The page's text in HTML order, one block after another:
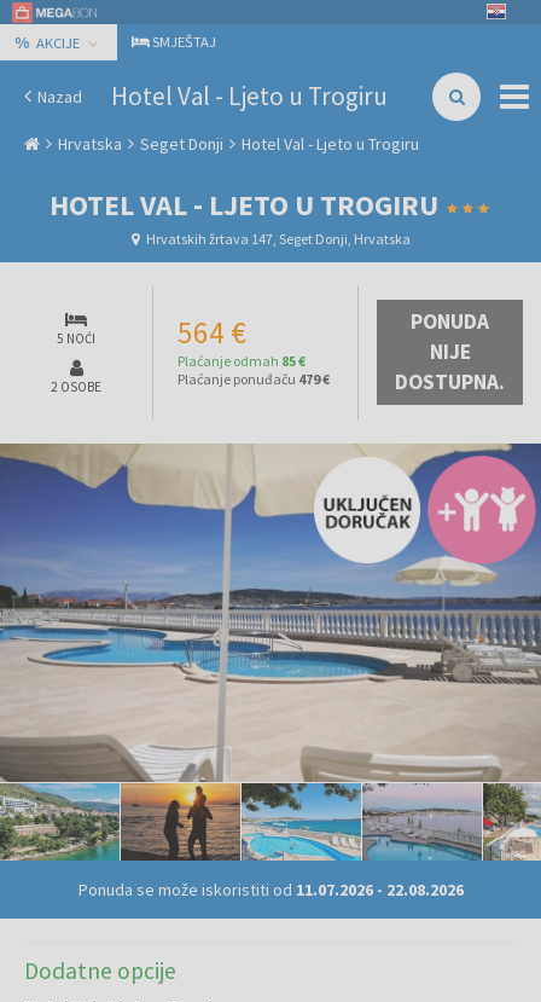
% AKCIJE SMJEŠTAJ
Nazad Hotel Val - Ljeto u Trogiru
Hrvatska Seget Donji Hotel Val - Ljeto u Trogiru
HOTEL VAL - LJETO U TROGIRU
Hrvatskih žrtava 147, Seget Donji, Hrvatska
5 NOĆI
2 OSOBE
564 €
Plaćanje odmah 85 €
Plaćanje ponuđaču 479 €
PONUDA
NIJE
DOSTUPNA.
Ponuda se može iskoristiti od 11.07.2026- 22.08.2026
Dodatne opcije